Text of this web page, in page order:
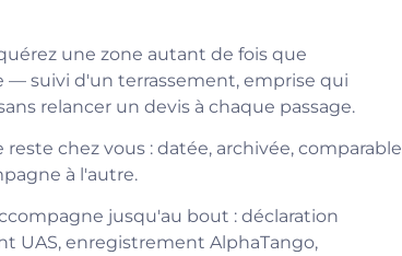
une zone autant de fois que
— suivi d'un terrassement, emprise qui
relancer un devis à chaque passage.
reste chez vous : datée, archivée, comparable
à l'autre.
jusqu'au bout : déclaration
UAS, enregistrement AlphaTango,